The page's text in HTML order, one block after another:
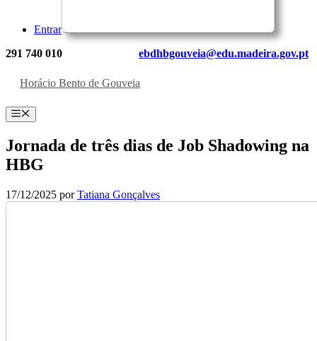
Entrar
291 740 010 ebdhbgouveia@edu.madeira.gov.pt
Horácio Bento de Gouveia
Menu
Jornada de três dias de Job Shadowing na
HBG
17/12/2025 porTatiana Gonçalves